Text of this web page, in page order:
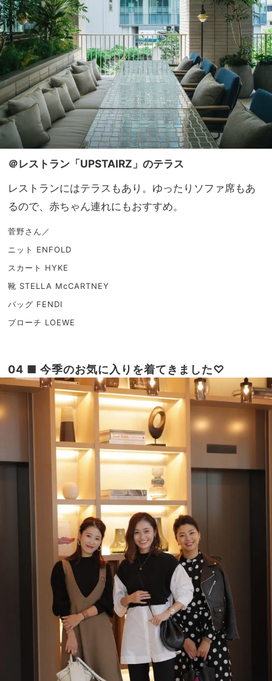
＠レストラン「UPSTAIRZ」のテラス
レストランにはテラスもあり。ゆったりソファ席もあ
るので、赤ちゃん連れにもおすすめ。
菅野さん／
ニット ENFOLD
スカート HYKE
靴 STELLA McCARTNEY
バッグ FENDI
ブローチ LOEWE
04 ■ 今季のお気に入りを着てきました♡